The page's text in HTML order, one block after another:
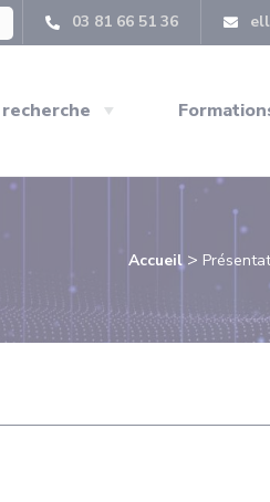
03 81 66 51 36
Accueil>